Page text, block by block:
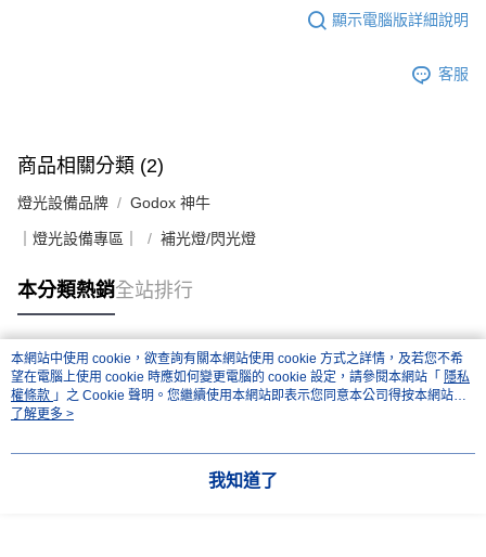
顯示電腦版詳細說明
客服
商品相關分類 (2)
燈光設備品牌 Godox 神牛
｜燈光設備專區｜ 補光燈/閃光燈
本分類熱銷全站排行
熱門標籤
本網站中使用 cookie，欲查詢有關本網站使用 cookie 方式之詳情，及若您不希
望在電腦上使用 cookie 時應如何變更電腦的 cookie 設定，請參閱本網站「 隱私
權條款 」之 Cookie 聲明。您繼續使用本網站即表示您同意本公司得按本網站使
用條款之 Cookie 聲明使用 cookie。
了解更多 >
我知道了